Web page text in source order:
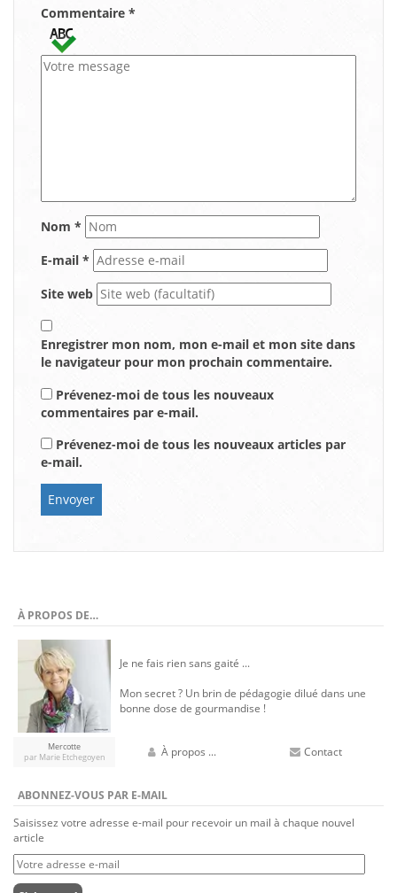
Commentaire *
Nom *
E-mail *
Site web
Enregistrer mon nom, mon e-mail et mon site dans
le navigateur pour mon prochain commentaire.
Prévenez-moi de tous les nouveaux
commentaires par e-mail.
Prévenez-moi de tous les nouveaux articles par
e-mail.
À PROPOS DE…
Je ne fais rien sans gaité ...
Mon secret ? Un brin de pédagogie dilué dans une
bonne dose de gourmandise !
Mercotte
par Marie Etchegoyen
À propos ... Contact
ABONNEZ-VOUS PAR E-MAIL
Saisissez votre adresse e-mail pour recevoir un mail à chaque nouvel
article
Votre
adresse